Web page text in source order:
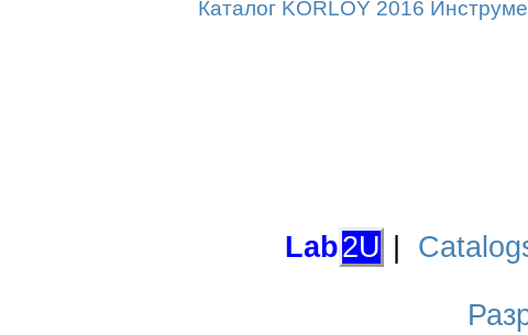
Каталог KORLOY 2016
Lab2U